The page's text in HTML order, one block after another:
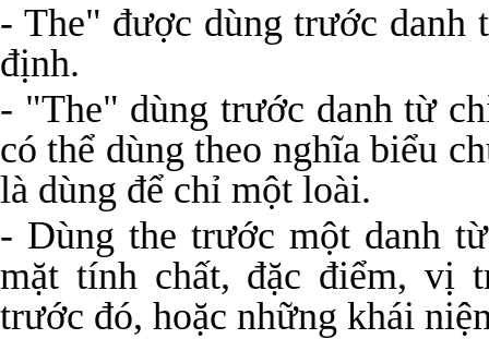
- The" được dùng trước danh
định.
- "The" dùng trước danh từ
có thể dùng theo nghĩa biểu
là dùng để chỉ một loài.
- Dùng the trước một danh
mặt tính chất, đặc điểm, vị
trước đó, hoặc những khái